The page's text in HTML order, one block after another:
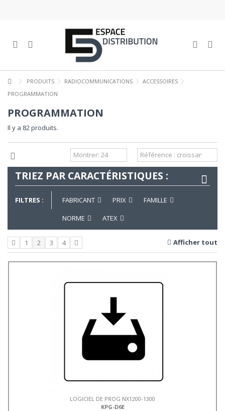
PRODUITS RADIOCOMMUNICATIONS
ACCESSOIRES
PROGRAMMATION
PROGRAMMATION
Il y a 82 produits.
TRIEZ PAR CARACTÉRISTIQUES :
FILTRES : FABRICANT PRIX
FAMILLE
NORME
ATEX
Afficher tout
1 2 3 4
LOGICIEL DE PROG NX1200-1300
KPG-D6E